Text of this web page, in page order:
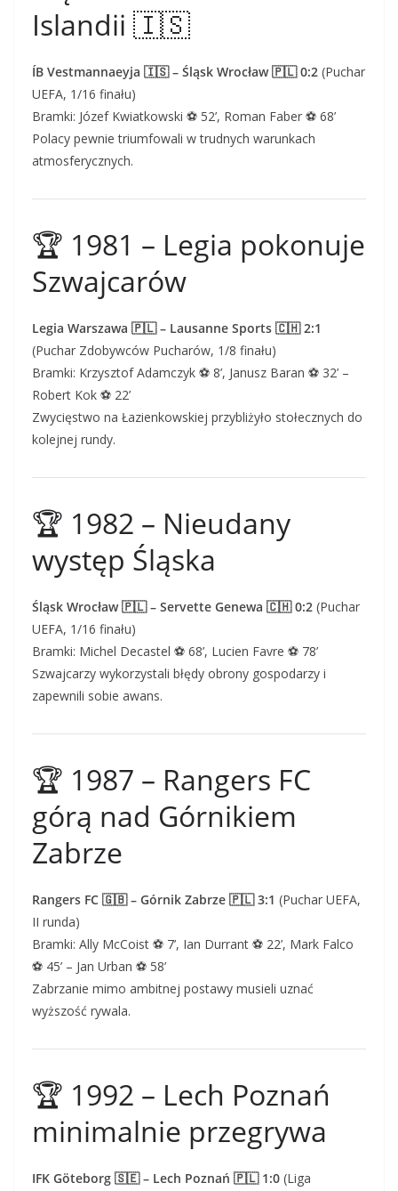
Islandii 🇮🇸
ÍB Vestmannaeyja 🇮🇸 – Śląsk Wrocław 🇵🇱 0:2 (Puchar
UEFA, 1/16 finału)
Bramki: Józef Kwiatkowski ⚽ 52’, Roman Faber ⚽ 68’
Polacy pewnie triumfowali w trudnych warunkach
atmosferycznych.
🏆 1981 – Legia pokonuje
Szwajcarów
Legia Warszawa 🇵🇱 – Lausanne Sports 🇨🇭 2:1
(Puchar Zdobywców Pucharów, 1/8 finału)
Bramki: Krzysztof Adamczyk ⚽ 8’, Janusz Baran ⚽ 32’ –
Robert Kok ⚽ 22’
Zwycięstwo na Łazienkowskiej przybliżyło stołecznych do
kolejnej rundy.
🏆 1982 – Nieudany
występ Śląska
Śląsk Wrocław 🇵🇱 – Servette Genewa 🇨🇭 0:2 (Puchar
UEFA, 1/16 finału)
Bramki: Michel Decastel ⚽ 68’, Lucien Favre ⚽ 78’
Szwajcarzy wykorzystali błędy obrony gospodarzy i
zapewnili sobie awans.
🏆 1987 – Rangers FC
górą nad Górnikiem
Zabrze
Rangers FC 🇬🇧 – Górnik Zabrze 🇵🇱 3:1 (Puchar UEFA,
II runda)
Bramki: Ally McCoist ⚽ 7’, Ian Durrant ⚽ 22’, Mark Falco
⚽ 45’ – Jan Urban ⚽ 58’
Zabrzanie mimo ambitnej postawy musieli uznać
wyższość rywala.
🏆 1992 – Lech Poznań
minimalnie przegrywa
IFK Göteborg 🇸🇪 – Lech Poznań 🇵🇱 1:0 (Liga